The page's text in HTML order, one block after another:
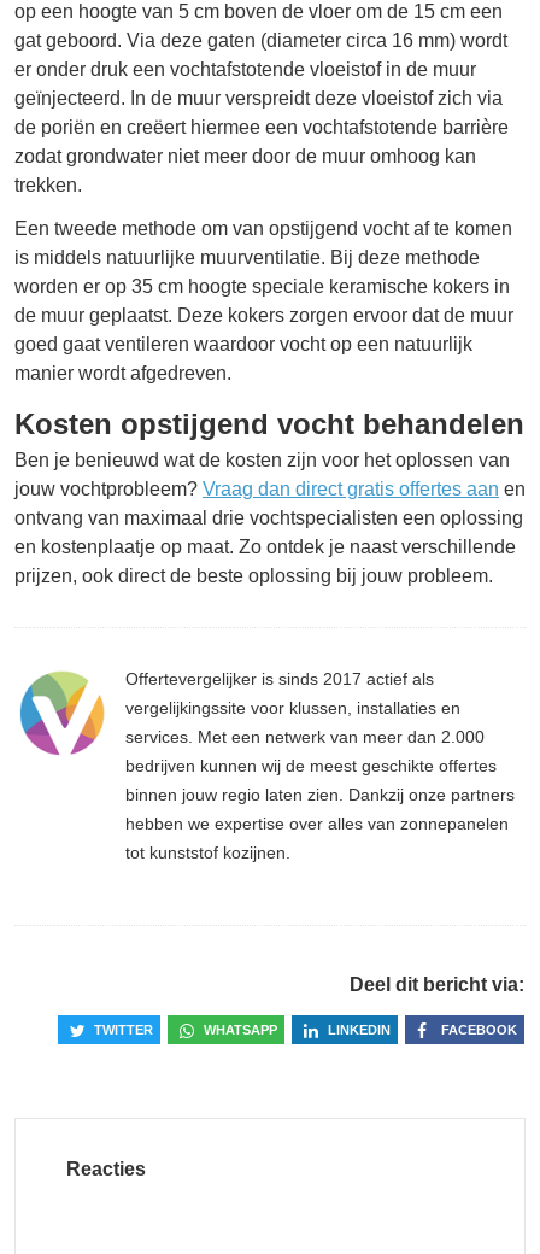
op een hoogte van 5 cm boven de vloer om de 15 cm een
gat geboord. Via deze gaten (diameter circa 16 mm) wordt
er onder druk een vochtafstotende vloeistof in de muur
geïnjecteerd. In de muur verspreidt deze vloeistof zich via
de poriën en creëert hiermee een vochtafstotende barrière
zodat grondwater niet meer door de muur omhoog kan
trekken.
Een tweede methode om van opstijgend vocht af te komen
is middels natuurlijke muurventilatie. Bij deze methode
worden er op 35 cm hoogte speciale keramische kokers in
de muur geplaatst. Deze kokers zorgen ervoor dat de muur
goed gaat ventileren waardoor vocht op een natuurlijk
manier wordt afgedreven.
Kosten opstijgend vocht behandelen
Ben je benieuwd wat de kosten zijn voor het oplossen van
jouw vochtprobleem? Vraag dan direct gratis offertes aan en
ontvang van maximaal drie vochtspecialisten een oplossing
en kostenplaatje op maat. Zo ontdek je naast verschillende
prijzen, ook direct de beste oplossing bij jouw probleem.
Offertevergelijker is sinds 2017 actief als
vergelijkingssite voor klussen, installaties en
services. Met een netwerk van meer dan 2.000
bedrijven kunnen wij de meest geschikte offertes
binnen jouw regio laten zien. Dankzij onze partners
hebben we expertise over alles van zonnepanelen
tot kunststof kozijnen.
Deel dit bericht via:
FACEBOOK
LINKEDIN
WHATSAPP
TWITTER
Reacties